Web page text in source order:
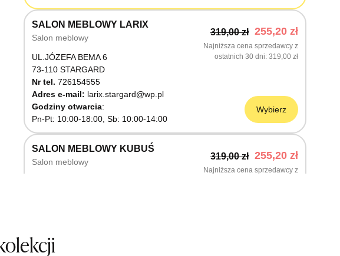
SALON MEBLOWY LARIX
Salon meblowy
UL.JÓZEFA BEMA 6
73-110 STARGARD
Nr tel. 726154555
Adres e-mail: larix.stargard@wp.pl
Godziny otwarcia
Pn-Pt: 10:00-18:00, Sb: 10:00-14:00
319,00 zł 255,20 zł
Najniższa cena sprzedawcy z
ostatnich 30 dni 319,00 zł
Wybierz
SALON MEBLOWY KUBUŚ
Salon meblowy
319,00 zł 255,20 zł
Najniższa cena sprzedawcy z